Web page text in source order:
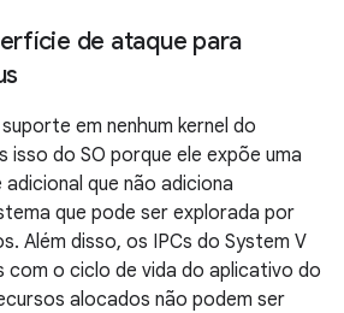
de ataque para
em nenhum kernel do
isso do SO porque ele expõe uma
que não adiciona
que pode ser explorada por
Além disso, os IPCs do System V
com o ciclo de vida do aplicativo do
alocados não podem ser